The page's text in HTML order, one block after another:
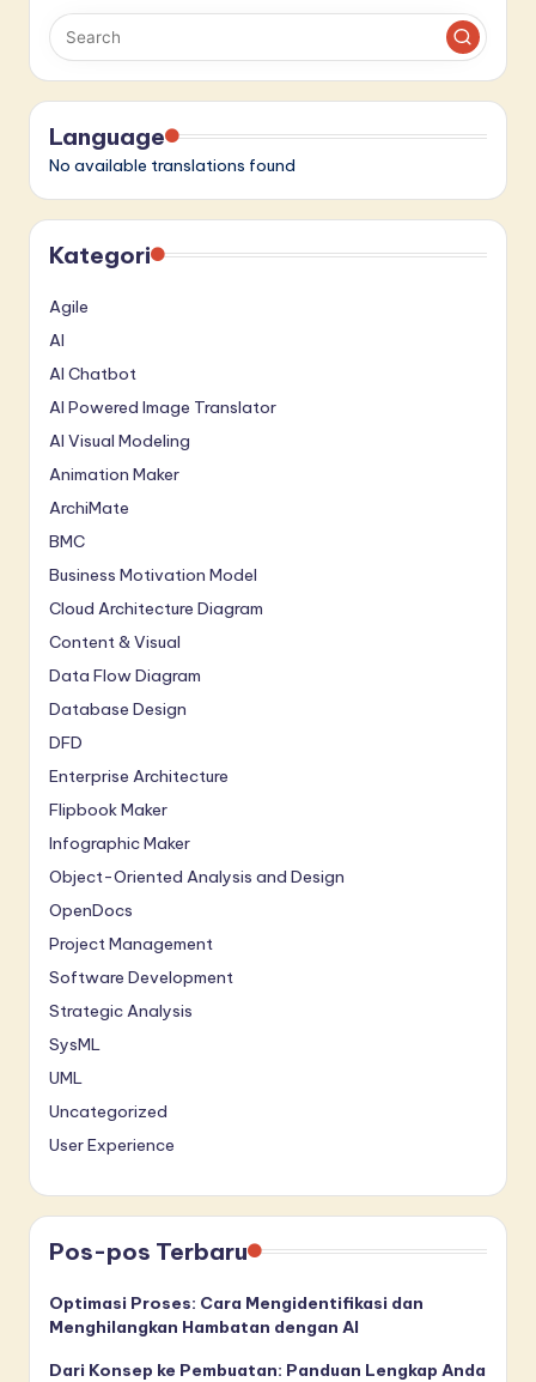
Language
No available translations found
Kategori
Agile
AI
AI Chatbot
AI Powered Image Translator
AI Visual Modeling
Animation Maker
ArchiMate
BMC
Business Motivation Model
Cloud Architecture Diagram
Content & Visual
Data Flow Diagram
Database Design
DFD
Enterprise Architecture
Flipbook Maker
Infographic Maker
Object-Oriented Analysis and Design
OpenDocs
Project Management
Software Development
Strategic Analysis
SysML
UML
Uncategorized
User Experience
Pos-pos Terbaru
Optimasi Proses: Cara Mengidentifikasi dan
Menghilangkan Hambatan dengan AI
Dari Konsep ke Pembuatan: Panduan Lengkap Anda